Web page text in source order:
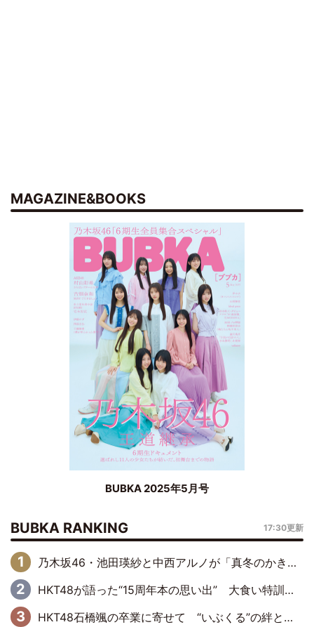
MAGAZINE&BOOKS
BUBKA 2025年5月号
BUBKA RANKING 17:30更新
乃木坂46・池田瑛紗と中西アルノが「真冬のかき氷」騒動で火花散らす！ 因縁の裏にあるのは、逆境をともに“凌”ぐ似た者同士の絆
HKT48が語った“15周年本の思い出” 大食い特訓・守護霊企画・制服グラビア…盛りだくさんの裏話
HKT48石橋颯の卒業に寄せて “いぶくる”の絆と後輩・龍頭綺音の決意